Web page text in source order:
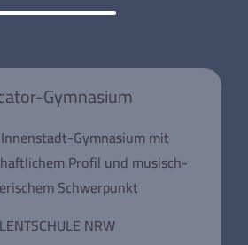
Gymnasium
Gymnasium mit
Profil und musisch-
Schwerpunkt
NRW